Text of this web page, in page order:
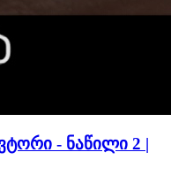
- ნაწილი 2 |